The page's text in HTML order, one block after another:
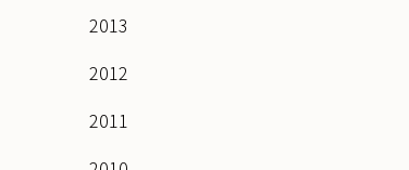
2013
2012
2011